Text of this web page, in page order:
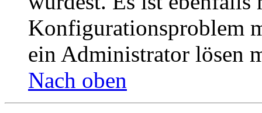
Konfigurationsproblem
ein Administrator lösen
Nach oben